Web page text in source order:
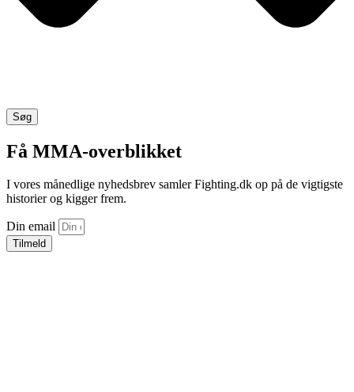
Søg
Få MMA-overblikket
I vores månedlige nyhedsbrev samler Fighting.dk op på de vigtigste
historier og kigger frem.
Din email
Tilmeld